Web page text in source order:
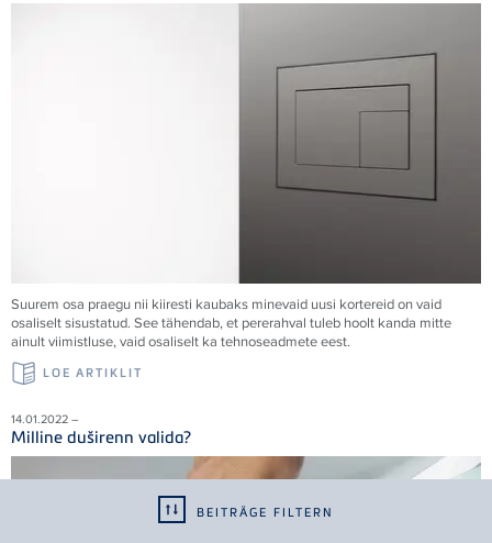
BEITRÄGE FILTERN
Suurem osa praegu nii kiiresti kaubaks minevaid uusi kortereid on vaid
osaliselt sisustatud. See tähendab, et pererahval tuleb hoolt kanda mitte
ainult viimistluse, vaid osaliselt ka tehnoseadmete eest.
LOE ARTIKLIT
14.01.2022 –
Milline duširenn valida?